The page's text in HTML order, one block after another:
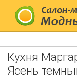
Кухни Colorita
Кухня
Ясень